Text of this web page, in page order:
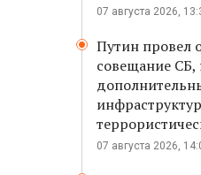
07 августа 2026,
Путин провел
совещание СБ,
07 августа 2026,